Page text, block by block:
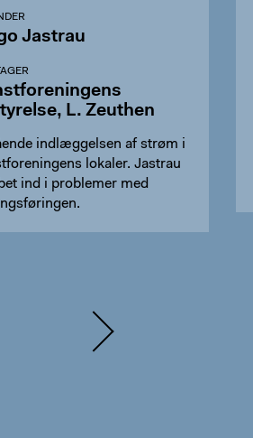
Jastrau
L. Zeuthen
indlæggelsen af strøm i
lokaler. Jastrau
ind i problemer med